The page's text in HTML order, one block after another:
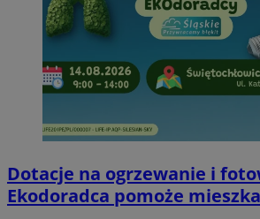
Dotacje na ogrzewanie i
Ekodoradca pomoże